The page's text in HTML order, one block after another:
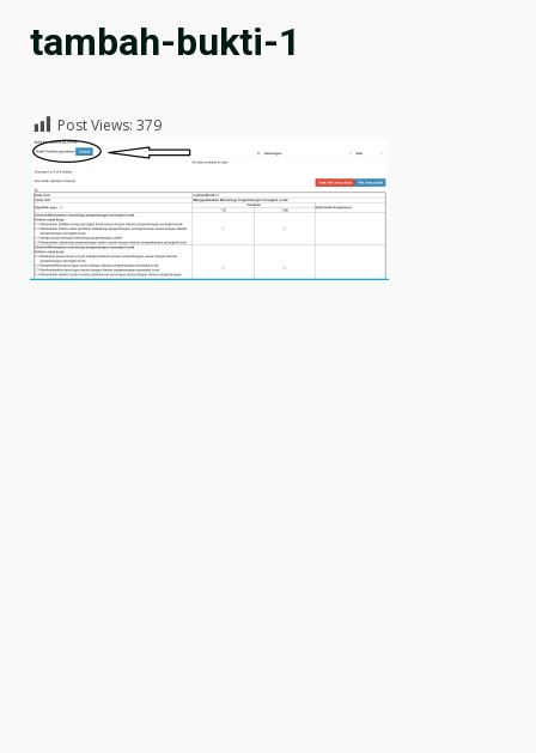
tambah-bukti-1
Post Views: 379